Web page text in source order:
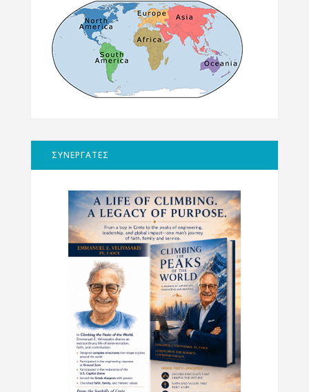
ΣΥΝΕΡΓΑΤΕΣ